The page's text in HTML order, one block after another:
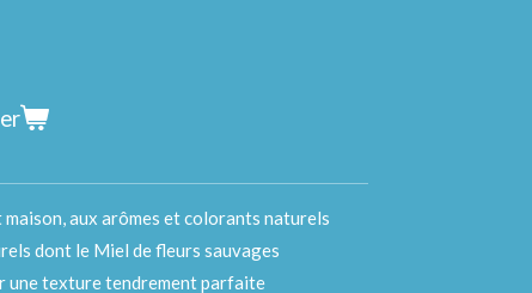
aux arômes et colorants naturels
dont le Miel de fleurs sauvages
une texture tendrement parfaite